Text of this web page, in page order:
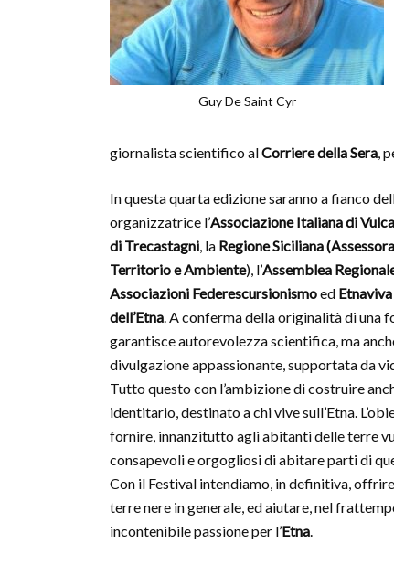
Guy De Saint Cyr
giornalista scientifico alCorriere della Sera,
In questa quarta edizione saranno a fianco
organizzatrice l’Associazione Italiana di
di Trecastagni, la Regione Siciliana
Territorio e Ambiente), l’Assemblea
Associazioni Federescursionismoed Etnaviva
dell’Etna. A conferma della originalità di una
garantisce autorevolezza scientifica, ma
divulgazione appassionante, supportata da
Tutto questo con l’ambizione di costruire
identitario, destinato a chi vive sull’Etna.
fornire, innanzitutto agli abitanti delle terre
consapevoli e orgogliosi di abitare parti di
Con il Festival intendiamo, in definitiva,
terre nere in generale, ed aiutare, nel
incontenibile passione per l’Etna.